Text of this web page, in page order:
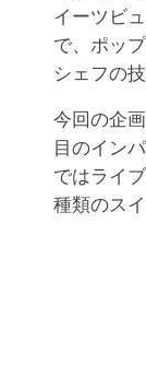
イーツビ
で、ポッ
シェフの
今回の企
目のイン
ではライ
種類のス